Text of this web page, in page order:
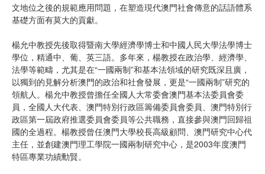
文地位之後的規範應用問題，在塑造現代澳門社會傳意的話語體系
基礎方面有莫大的貢獻。
楊允中教授先後取得暨南大學經濟學博士和中國人民大學法學博士
學位，精通中、葡、英三語。多年來，楊教授在政治學、經濟學、
法學等範疇，尤其是在“一國兩制”和基本法領域的研究既深且廣，
以獨到的見解分析澳門的政治和社會發展，更是“一國兩制”研究的
領航人。楊允中教授曾擔任全國人大常委會澳門基本法委員會委
員，全國人大代表、澳門特別行政區籌備委員會委員、澳門特別行
政區第一屆政府推選委員會委員等公共職務，直接參與澳門回歸祖
國的全過程。楊教授曾任澳門大學校長高級顧問、澳門研究中心代
主任，並創建澳門理工學院一國兩制研究中心，是2003年度澳門
特區專業功績勳賢。